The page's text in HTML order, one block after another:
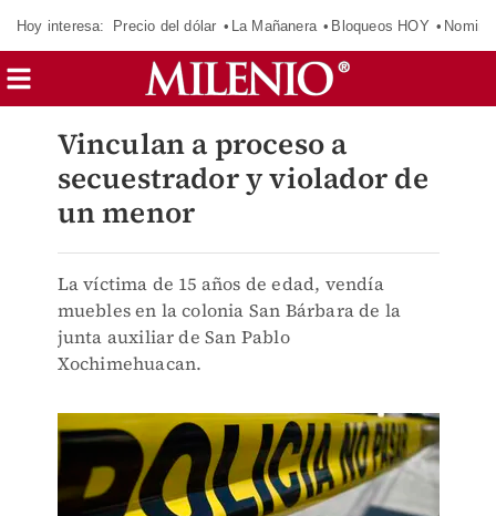
Hoy interesa: Precio del dólar La Mañanera Bloqueos HOY
Vinculan a proceso a
secuestrador y violador de
un menor
La víctima de 15 años de edad, vendía
muebles en la colonia San Bárbara de la
junta auxiliar de San Pablo
Xochimehuacan.